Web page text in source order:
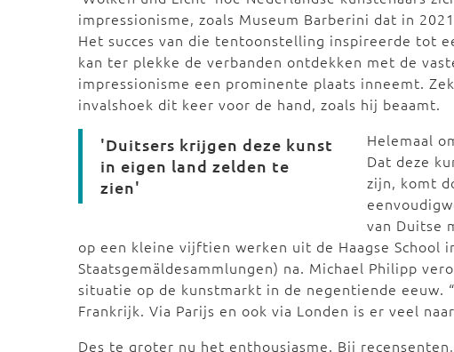
impressionisme, zoals Museum Barberini dat in
Het succes van die tentoonstelling inspireerde tot
kan ter plekke de verbanden ontdekken met de
impressionisme een prominente plaats inneemt.
invalshoek dit keer voor de hand, zoals hij beaamt.
'Duitsers krijgen deze kunst
in eigen land zelden te
zien'
Helemaal
Dat deze
zijn, komt
van Duitse
op een kleine vijftien werken uit de Haagse School
Staatsgemäldesammlungen) na. Michael Philipp
situatie op de kunstmarkt in de negentiende eeuw.
Frankrijk. Via Parijs en ook via Londen is er veel naar
Des te groter nu het enthousiasme. Bij